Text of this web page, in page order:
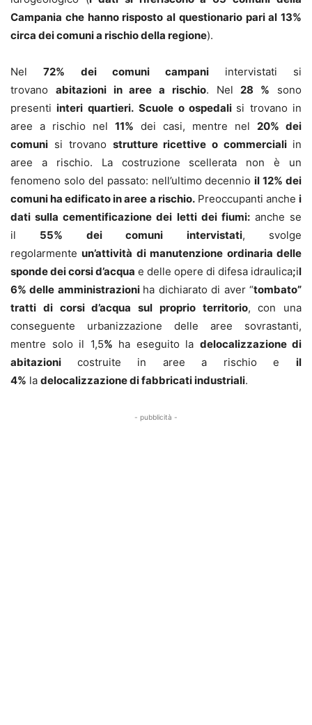
Campania che hanno risposto al questionario pari al 13%
circa dei comuni a rischio della regione).
Nel72% dei comuni campani intervistati si
trovano abitazioni in aree a rischio. Nel28 % sono
presentiinteri quartieri. Scuole o ospedali si trovano in
aree a rischio nel 11% dei casi, mentre nel 20% dei
comuni si trovano strutture ricettive o commerciali in
aree a rischio. La costruzione scellerata non è un
fenomeno solo del passato: nell’ultimo decennioil 12% dei
comuni ha edificato in aree a rischio.Preoccupanti anchei
dati sulla cementificazione dei letti dei fiumi:anche se
il 55% dei comuni intervistati, svolge
regolarmenteun’attività di manutenzione ordinaria delle
sponde dei corsi d’acqua e delle opere di difesa idraulica;il
6% delle amministrazioni ha dichiarato di aver “tombato”
tratti di corsi d’acqua sul proprio territorio, con una
conseguente urbanizzazione delle aree sovrastanti,
mentre solo il 1,5% ha eseguito la delocalizzazione di
abitazioni costruite in aree a rischio eil
4% la delocalizzazione di fabbricati industriali.
- pubblicità -